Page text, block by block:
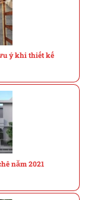
ý khi thiết kế
năm 2021